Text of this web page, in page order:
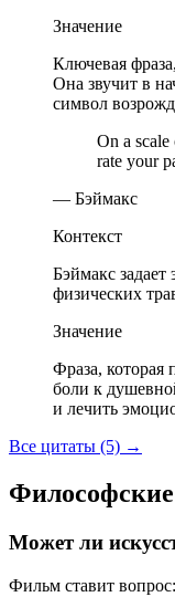
Значение
Ключевая
Она звучит в
символ
On a
rate your
— Бэймакс
Контекст
Бэймакс
физических
Значение
Фраза, которая
боли к
и лечить
Все цитаты (5) →
Может ли
Фильм ставит